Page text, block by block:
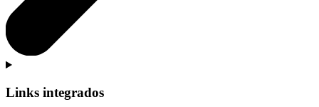
Links integrados